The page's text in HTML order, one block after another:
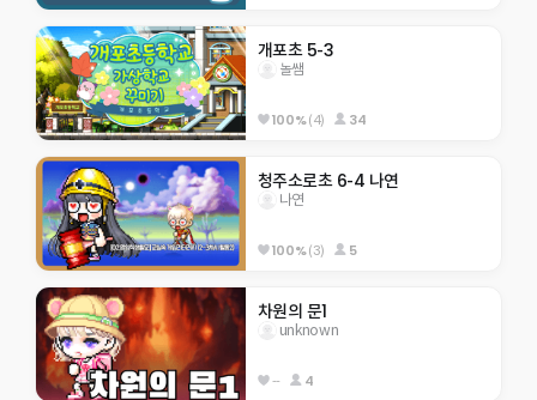
개포초 5-3
놀쌤
100%(4) 34
청주소로초 6-4 나연
나연
100%(3) 5
차원의 문1
unknown
-- 4